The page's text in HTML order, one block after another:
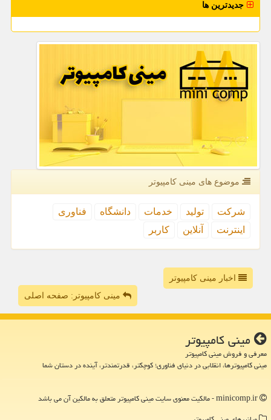
جدیدترین ها
موضوع های مینی كامپیوتر
شركت تولید خدمات دانشگاه
فناوری
اینترنت
آنلاین كاربر
اخبار مینی کامپیوتر
مینی کامپیوتر: صفحه اصلی
مینی كامپیوتر
معرفی و فروش مینی کامپیوتر
مینی کامپیوترها، انقلابی در دنیای فناوری؛ کوچکتر، قدرتمندتر، آینده در دستان شما